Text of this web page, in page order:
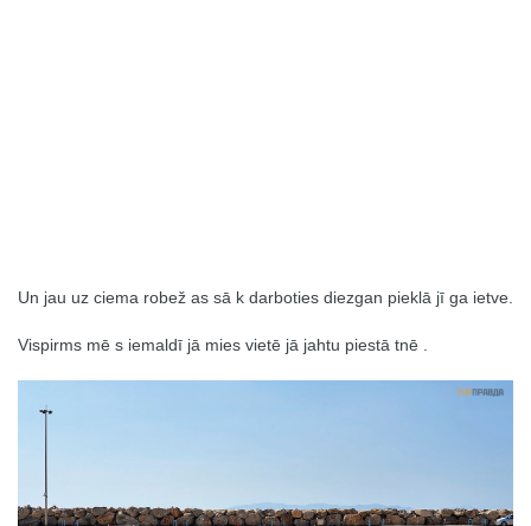
Un jau uz ciema robež as sā k darboties diezgan pieklā jī ga ietve.
Vispirms mē s iemaldī jā mies vietē jā jahtu piestā tnē .